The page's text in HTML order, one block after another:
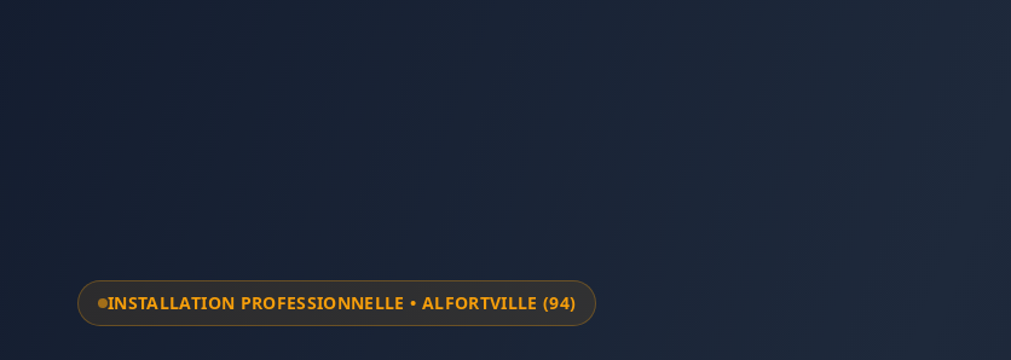
INSTALLATION PROFESSIONNELLE • ALFORTVILLE (94)